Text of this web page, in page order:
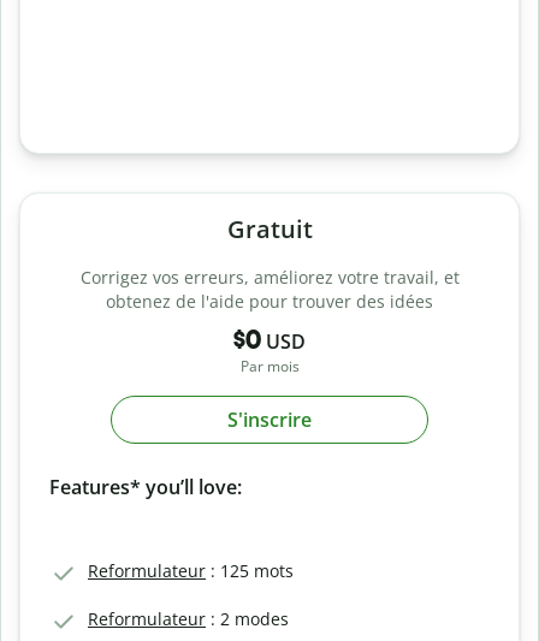
Gratuit
Corrigez vos erreurs, améliorez votre travail, et
obtenez de l'aide pour trouver des idées
$0 USD
Par mois
S'inscrire
Features* you’ll love:
Reformulateur : 125 mots
Reformulateur : 2 modes